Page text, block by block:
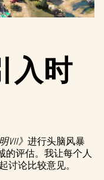
入时
VII》 进行头脑风暴
的评估。我让每个人
讨论比较意见。